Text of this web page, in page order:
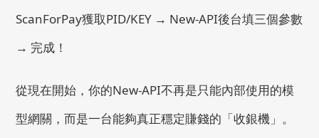
ScanForPay獲取PID/KEY → New-API後台填三個參數
→ 完成！
從現在開始，你的New-API不再是只能內部使用的模
型網關，而是一台能夠真正穩定賺錢的「收銀機」。